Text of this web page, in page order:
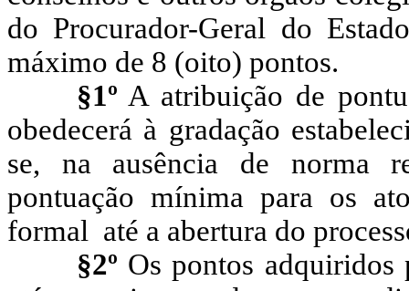
do Procurador-Geral do
máximo de 8 (oito) pontos.
§1º A atribuição de
obedecerá à gradação
se, na ausência de norma
pontuação mínima para os
formal até a abertura do
§2º Os pontos adquiridos